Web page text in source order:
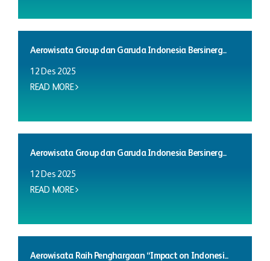
Aerowisata Group dan Garuda Indonesia Bersinerg...
12 Des 2025
READ MORE
Aerowisata Group dan Garuda Indonesia Bersinerg...
12 Des 2025
READ MORE
Aerowisata Raih Penghargaan “Impact on Indonesi...